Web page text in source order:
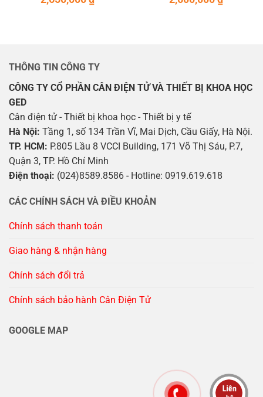
THÔNG TIN CÔNG TY
CÔNG TY CỔ PHẦN CÂN ĐIỆN TỬ VÀ THIẾT BỊ KHOA HỌC
GED
Cân điện tử - Thiết bị khoa học - Thiết bị y tế
Hà Nội: Tầng 1, số 134 Trần Vĩ, Mai Dịch, Cầu Giấy, Hà Nội.
TP. HCM: P.805 Lầu 8 VCCI Building, 171 Võ Thị Sáu, P.7,
Quận 3, TP. Hồ Chí Minh
Điện thoại: (024)8589.8586 - Hotline: 0919.619.618
CÁC CHÍNH SÁCH VÀ ĐIỀU KHOẢN
Chính sách thanh toán
Giao hàng & nhận hàng
Chính sách đổi trả
Chính sách bảo hành Cân Điện Tử
GOOGLE MAP